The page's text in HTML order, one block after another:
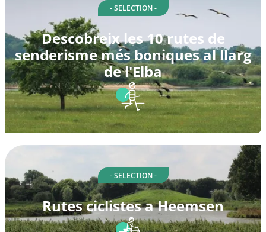
- SELECTION -
Descobreix les 10 rutes de
senderisme més boniques al llarg
de l'Elba
- SELECTION -
Rutes ciclistes a Heemsen